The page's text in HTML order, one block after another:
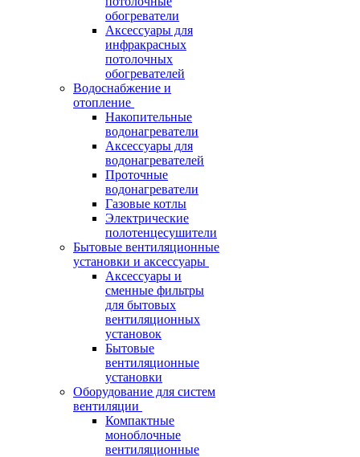
обогреватели
Аксессуары для
инфракрасных
потолочных
обогревателей
Водоснабжение и
отопление
Накопительные
водонагреватели
Аксессуары для
водонагревателей
Проточные
водонагреватели
Газовые котлы
Электрические
полотенцесушители
Бытовые вентиляционные
установки и аксессуары
Аксессуары и
сменные фильтры
для бытовых
вентиляционных
установок
Бытовые
вентиляционные
установки
Оборудование для систем
вентиляции
Компактные
моноблочные
вентиляционные